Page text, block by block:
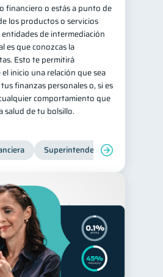
financiero o estás a punto de
los productos o servicios
de intermediación
es que conozcas la
Esto te permitirá
inicio una relación que sea
finanzas personales o, si es
comportamiento que
salud de tu bolsillo.
Superintendencia de Bancos